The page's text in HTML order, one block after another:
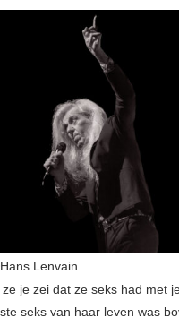
Lenvain
je zei dat ze seks had met
seks van haar leven was